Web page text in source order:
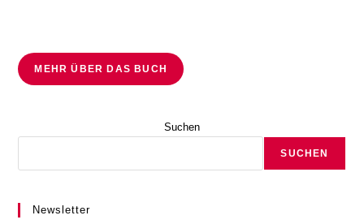
MEHR ÜBER DAS BUCH
Suchen
SUCHEN
Newsletter